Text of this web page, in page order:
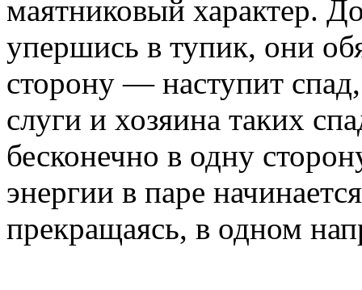
маятниковый характер.
упершись в тупик, они
сторону — наступит
слуги и хозяина таких
бесконечно в одну
энергии в паре
прекращаясь, в одном